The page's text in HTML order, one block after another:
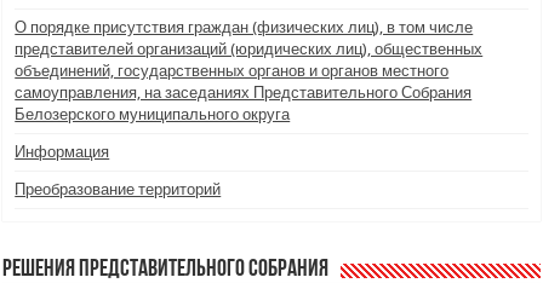
О порядке присутствия граждан (физических лиц), в том числе
представителей организаций (юридических лиц), общественных
объединений, государственных органов и органов местного
самоуправления, на заседаниях Представительного Собрания
Белозерского муниципального округа
Информация
Преобразование территорий
Решения Представительного Собрания